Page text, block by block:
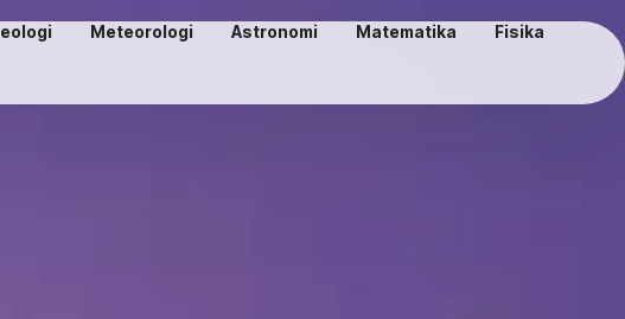
Meteorologi Astronomi Matematika Fisika